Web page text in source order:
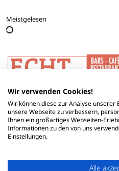
Meistgelesen
Wir verwenden Cookies!
Wir können diese zur Analyse
unsere Webseite zu verbessern,
Ihnen ein großartiges Webseiten-
Informationen zu den von uns
Einstellungen.
Alle